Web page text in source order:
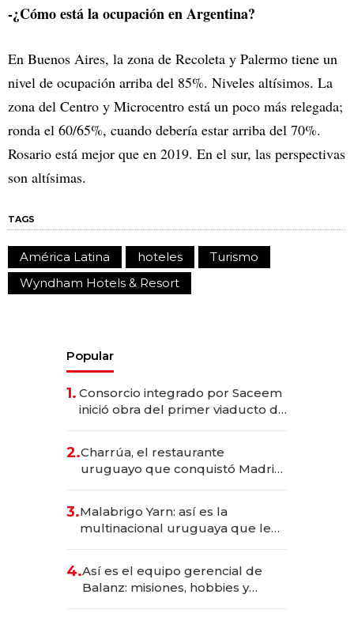
-¿Cómo está la ocupación en Argentina?
En Buenos Aires, la zona de Recoleta y Palermo tiene un
nivel de ocupación arriba del 85%. Niveles altísimos. La
zona del Centro y Microcentro está un poco más relegada;
ronda el 60/65%, cuando debería estar arriba del 70%.
Rosario está mejor que en 2019. En el sur, las perspectivas
son altísimas.
TAGS
América Latina hoteles
Turismo
Wyndham Hotels & Resort
Popular
1. Consorcio integrado por Saceem
inició obra del primer viaducto de
millones
2.Charrúa, el restaurante
uruguayo que conquistó Madrid:
anticipación y prepara apertura
3.Malabrigo Yarn: así es la
multinacional uruguaya que le
4.Así es el equipo gerencial de
Balanz: misiones, hobbies y